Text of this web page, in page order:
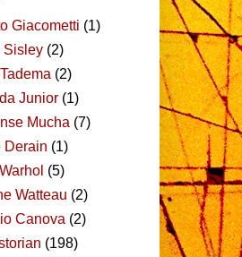
Giacometti (1)
Sisley (2)
(2)
Junior (1)
Mucha (7)
Derain (1)
(5)
Watteau (2)
Canova (2)
(198)